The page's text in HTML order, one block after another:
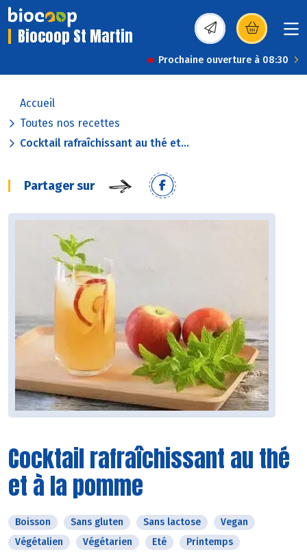
Biocoop St Martin (s’ouvre dans une
Prochaine ouverture à 08:30
Accueil
Toutes nos recettes
Cocktail rafraîchissant au thé et...
Partager sur
Cocktail rafraîchissant au thé
et à la pomme
Boisson Sans gluten Sans lactose
Vegan
Végétalien
Végétarien Eté Printemps